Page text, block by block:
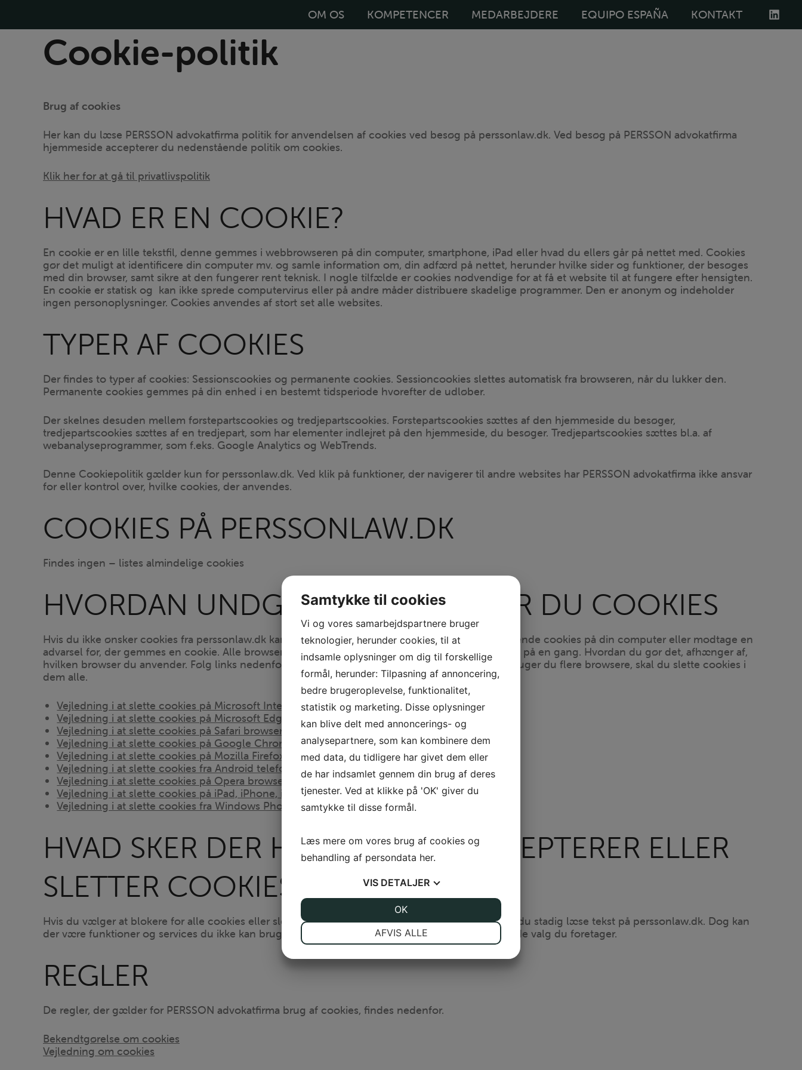
indholdet
OM OS KOMPETENCER MEDARBEJDERE EQUIPO ESPAÑA KONTAKT
Cookie-politik
Brug af cookies
Her kan du læse PERSSON advokatfirma politik for anvendelsen af cookies ved besøg på perssonlaw.dk. Ved besøg på PERSSON advokatfirma
hjemmeside accepterer du nedenstående politik om cookies.
Klik her for at gå til privatlivspolitik
HVAD ER EN COOKIE?
En cookie er en lille tekstfil, denne gemmes i webbrowseren på din computer, smartphone, iPad eller hvad du ellers går på nettet med. Cookies
gør det muligt at identificere din computer mv. og samle information om, din adfærd på nettet, herunder hvilke sider og funktioner, der besøges
med din browser, samt sikre at den fungerer rent teknisk. I nogle tilfælde er cookies nødvendige for at få et website til at fungere efter hensigten.
En cookie er statisk og kan ikke sprede computervirus eller på andre måder distribuere skadelige programmer. Den er anonym og indeholder
ingen personoplysninger. Cookies anvendes af stort set alle websites.
TYPER AF COOKIES
Der findes to typer af cookies: Sessionscookies og permanente cookies. Sessioncookies slettes automatisk fra browseren, når du lukker den.
Permanente cookies gemmes på din enhed i en bestemt tidsperiode hvorefter de udløber.
Der skelnes desuden mellem førstepartscookies og tredjepartscookies. Førstepartscookies sættes af den hjemmeside du besøger,
tredjepartscookies sættes af en tredjepart, som har elementer indlejret på den hjemmeside, du besøger. Tredjepartscookies sættes bl.a. af
webanalyseprogrammer, som f.eks. Google Analytics og WebTrends.
Denne Cookiepolitik gælder kun for perssonlaw.dk. Ved klik på funktioner, der navigerer til andre websites har PERSSON advokatfirma ikke ansvar
for eller kontrol over, hvilke cookies, der anvendes.
COOKIES PÅ PERSSONLAW.DK
Findes ingen – listes almindelige cookies
HVORDAN UNDGÅR ELLER SLETTER DU COOKIES
Hvis du ikke ønsker cookies fra perssonlaw.dk kan du altid blokere for alle cookies, slette eksisterende cookies på din computer eller modtage en
advarsel før, der gemmes en cookie. Alle browsere tillader, at du sletter cookies enkeltvis eller alle på en gang. Hvordan du gør det, afhænger af,
hvilken browser du anvender. Følg links nedenfor får at få vejledninger til din browser. Husk, at bruger du flere browsere, skal du slette cookies i
dem alle.
Vejledning i at slette cookies på Microsoft Internet Explorer
Vejledning i at slette cookies på Microsoft Edge
Vejledning i at slette cookies på Safari browser
Vejledning i at slette cookies på Google Chrome browser
Vejledning i at slette cookies på Mozilla Firefox browser
Vejledning i at slette cookies fra Android telefoner
Vejledning i at slette cookies på Opera browser
Vejledning i at slette cookies på iPad, iPhone, iPod touch
Vejledning i at slette cookies fra Windows Phone
HVAD SKER DER HVIS DU IKKE ACCEPTERER ELLER
SLETTER COOKIES
Hvis du vælger at blokere for alle cookies eller sletter eksisterende cookies på din computer, kan du stadig læse tekst på perssonlaw.dk. Dog kan
der være funktioner og services du ikke kan bruge, fordi de forudsætter, at webstedet kan huske de valg du foretager.
REGLER
De regler, der gælder for PERSSON advokatfirma brug af cookies, findes nedenfor.
Bekendtgørelse om cookies
Vejledning om cookies
Samtykke til cookies
Vi og vores samarbejdspartnere bruger
teknologier, herunder cookies, til at
indsamle oplysninger om dig til forskellige
formål, herunder: Tilpasning af annoncering,
bedre brugeroplevelse, funktionalitet,
statistik og marketing. Disse oplysninger
kan blive delt med annoncerings- og
analysepartnere, som kan kombinere dem
med data, du tidligere har givet dem eller
de har indsamlet gennem din brug af deres
tjenester. Ved at klikke på 'OK' giver du
samtykke til disse formål.
Læs mere om vores brug af cookies og
behandling af persondata her.
VIS DETALJER
AFVIS ALLE
OK